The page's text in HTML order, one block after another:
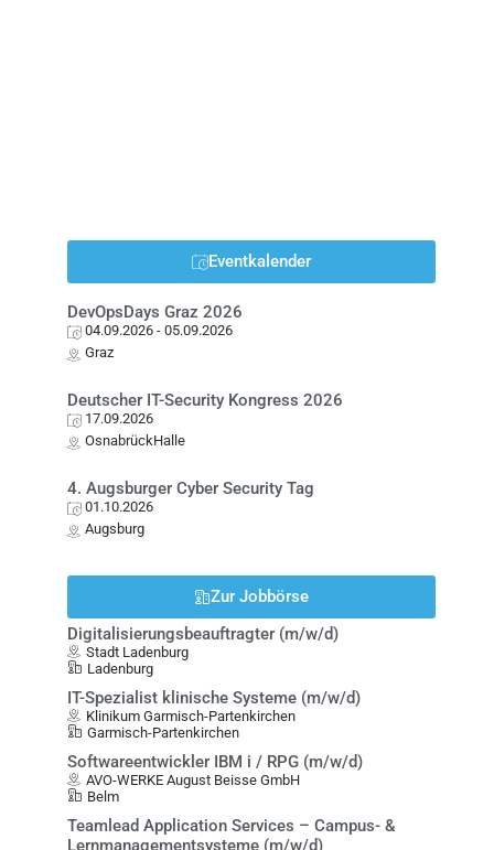
Eventkalender
DevOpsDays Graz 2026
04.09.2026- 05.09.2026
Graz
Deutscher IT-Security Kongress 2026
17.09.2026
OsnabrückHalle
4. Augsburger Cyber Security Tag
01.10.2026
Augsburg
Zur Jobbörse
Digitalisierungsbeauftragter (m/w/d)
Stadt Ladenburg
Ladenburg
IT-Spezialist klinische Systeme (m/w/d)
Klinikum Garmisch-Partenkirchen
Garmisch-Partenkirchen
Softwareentwickler IBM i / RPG (m/w/d)
AVO-WERKE August Beisse GmbH
Belm
Teamlead Application Services – Campus- &
Lernmanagementsysteme (m/w/d)